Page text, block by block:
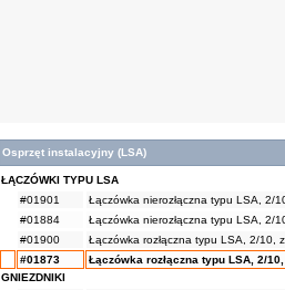
Osprzęt instalacyjny (LSA)
ŁĄCZÓWKI TYPU LSA
#01901
Łączówka nierozłączna typu LSA, 2/
#01884
Łączówka nierozłączna typu LSA, 2/
#01900
Łączówka rozłączna typu LSA, 2/10,
#01873
Łączówka rozłączna typu LSA, 2/
GNIEZDNIKI